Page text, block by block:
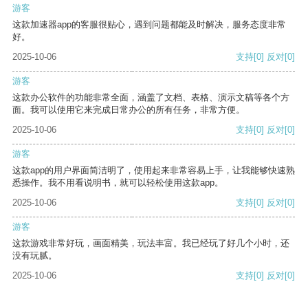
游客
这款加速器app的客服很贴心，遇到问题都能及时解决，服务态度非常
好。
2025-10-06
支持[0] 反对[0]
游客
这款办公软件的功能非常全面，涵盖了文档、表格、演示文稿等各个方
面。我可以使用它来完成日常办公的所有任务，非常方便。
2025-10-06
支持[0] 反对[0]
游客
这款app的用户界面简洁明了，使用起来非常容易上手，让我能够快速熟
悉操作。我不用看说明书，就可以轻松使用这款app。
2025-10-06
支持[0] 反对[0]
游客
这款游戏非常好玩，画面精美，玩法丰富。我已经玩了好几个小时，还
没有玩腻。
2025-10-06
支持[0] 反对[0]